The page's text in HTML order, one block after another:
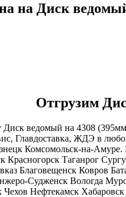
на Диск
Отгрузим
Диск ведомый на 4308
Главдоставка, ЖДЭ в
Комсомольск-на-
Таганрог
Благовещенск Ковров
Судженск Вологда
Нефтекамск Хабаровск